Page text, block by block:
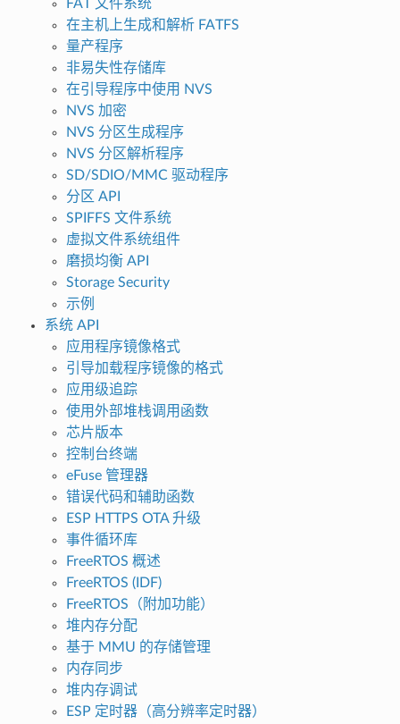
FAT 文件系统
在主机上生成和解析 FATFS
量产程序
非易失性存储库
在引导程序中使用 NVS
NVS 加密
NVS 分区生成程序
NVS 分区解析程序
SD/SDIO/MMC 驱动程序
分区 API
SPIFFS 文件系统
虚拟文件系统组件
磨损均衡 API
Storage Security
示例
系统 API
应用程序镜像格式
引导加载程序镜像的格式
应用级追踪
使用外部堆栈调用函数
芯片版本
控制台终端
eFuse 管理器
错误代码和辅助函数
ESP HTTPS OTA 升级
事件循环库
FreeRTOS 概述
FreeRTOS (IDF)
FreeRTOS（附加功能）
堆内存分配
基于 MMU 的存储管理
内存同步
堆内存调试
ESP 定时器（高分辨率定时器）